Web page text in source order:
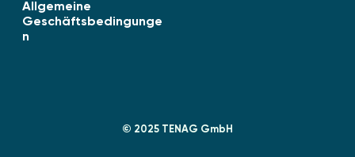
Allgemeine
Geschäftsbedingunge
n
© 2025 TENAG GmbH